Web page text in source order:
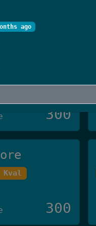
Final
300
Kval
300
ago